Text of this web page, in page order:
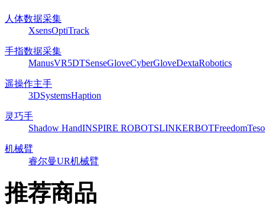
人体数据采集
XsensOptiTrack
手指数据采集
ManusVR5DTSenseGloveCyberGloveDextaRobotics
遥操作主手
3DSystemsHaption
灵巧手
Shadow HandINSPIRE ROBOTSLINKERBOTFreedom
机械臂
睿尔曼UR机械臂
推荐商品